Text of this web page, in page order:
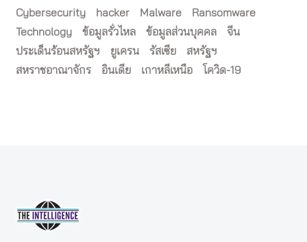
Cybersecurity
hacker Malware
Ransomware
Technology
ข้อมูลรั่วไหล ข้อมูลส่วนบุคคล
จีน
ประเด็นร้อนสหรัฐฯ
ยูเครน รัสเซีย
สหรัฐฯ
สหราชอาณาจักร
อินเดีย เกาหลีเหนือ โควิด-19